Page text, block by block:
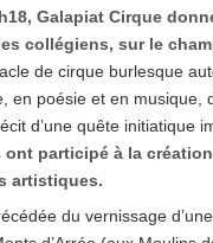
Galapiat Cirque
collégiens, sur le
de cirque burlesque
en poésie et en musique,
d’une quête initiatique
participé à la
artistiques.
du vernissage